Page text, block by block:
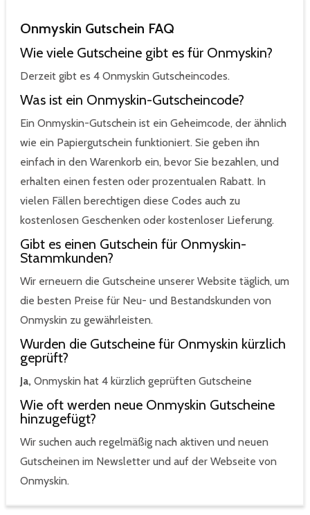
Onmyskin Gutschein FAQ
Wie viele Gutscheine gibt es für Onmyskin?
Derzeit gibt es 4 Onmyskin Gutscheincodes.
Was ist ein Onmyskin-Gutscheincode?
Ein Onmyskin-Gutschein ist ein Geheimcode, der ähnlich
wie ein Papiergutschein funktioniert. Sie geben ihn
einfach in den Warenkorb ein, bevor Sie bezahlen, und
erhalten einen festen oder prozentualen Rabatt. In
vielen Fällen berechtigen diese Codes auch zu
kostenlosen Geschenken oder kostenloser Lieferung.
Gibt es einen Gutschein für Onmyskin-
Stammkunden?
Wir erneuern die Gutscheine unserer Website täglich, um
die besten Preise für Neu- und Bestandskunden von
Onmyskin zu gewährleisten.
Wurden die Gutscheine für Onmyskin kürzlich
geprüft?
Ja, Onmyskin hat 4 kürzlich geprüften Gutscheine
Wie oft werden neue Onmyskin Gutscheine
hinzugefügt?
Wir suchen auch regelmäßig nach aktiven und neuen
Gutscheinen im Newsletter und auf der Webseite von
Onmyskin.